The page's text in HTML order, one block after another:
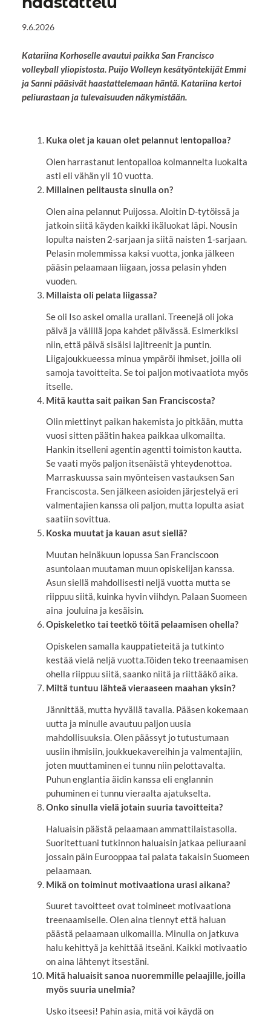
9.6.2026
Katariina Korhoselle avautui paikka San Francisco
volleyball yliopistosta. Puijo Wolleyn kesätyöntekijät Emmi
ja Sanni pääsivät haastattelemaan häntä. Katariina kertoi
peliurastaan ja tulevaisuuden näkymistään.
Kuka olet ja kauan olet pelannut lentopalloa?
Olen harrastanut lentopalloa kolmannelta luokalta
asti eli vähän yli 10 vuotta.
Millainen pelitausta sinulla on?
Olen aina pelannut Puijossa. Aloitin D-tytöissä ja
jatkoin siitä käyden kaikki ikäluokat läpi. Nousin
lopulta naisten 2-sarjaan ja siitä naisten 1-sarjaan.
Pelasin molemmissa kaksi vuotta, jonka jälkeen
pääsin pelaamaan liigaan, jossa pelasin yhden
vuoden.
Millaista oli pelata liigassa?
Se oli Iso askel omalla urallani. Treenejä oli joka
päivä ja välillä jopa kahdet päivässä. Esimerkiksi
niin, että päivä sisälsi lajitreenit ja puntin.
Liigajoukkueessa minua ympäröi ihmiset, joilla oli
samoja tavoitteita. Se toi paljon motivaatiota myös
itselle.
Mitä kautta sait paikan San Franciscosta?
Olin miettinyt paikan hakemista jo pitkään, mutta
vuosi sitten päätin hakea paikkaa ulkomailta.
Hankin itselleni agentin agentti toimiston kautta.
Se vaati myös paljon itsenäistä yhteydenottoa.
Marraskuussa sain myönteisen vastauksen San
Franciscosta. Sen jälkeen asioiden järjestelyä eri
valmentajien kanssa oli paljon, mutta lopulta asiat
saatiin sovittua.
Koska muutat ja kauan asut siellä?
Muutan heinäkuun lopussa San Franciscoon
asuntolaan muutaman muun opiskelijan kanssa.
Asun siellä mahdollisesti neljä vuotta mutta se
riippuu siitä, kuinka hyvin viihdyn. Palaan Suomeen
aina jouluina ja kesäisin.
Opiskeletko tai teetkö töitä pelaamisen ohella?
Opiskelen samalla kauppatieteitä ja tutkinto
kestää vielä neljä vuotta.Töiden teko treenaamisen
ohella riippuu siitä, saanko niitä ja riittääkö aika.
Miltä tuntuu lähteä vieraaseen maahan yksin?
Jännittää, mutta hyvällä tavalla. Pääsen kokemaan
uutta ja minulle avautuu paljon uusia
mahdollisuuksia. Olen päässyt jo tutustumaan
uusiin ihmisiin, joukkuekavereihin ja valmentajiin,
joten muuttaminen ei tunnu niin pelottavalta.
Puhun englantia äidin kanssa eli englannin
puhuminen ei tunnu vieraalta ajatukselta.
Onko sinulla vielä jotain suuria tavoitteita?
Haluaisin päästä pelaamaan ammattilaistasolla.
Suoritettuani tutkinnon haluaisin jatkaa peliuraani
jossain päin Eurooppaa tai palata takaisin Suomeen
pelaamaan.
Mikä on toiminut motivaationa urasi aikana?
Suuret tavoitteet ovat toimineet motivaationa
treenaamiselle. Olen aina tiennyt että haluan
päästä pelaamaan ulkomailla. Minulla on jatkuva
halu kehittyä ja kehittää itseäni. Kaikki motivaatio
on aina lähtenyt itsestäni.
Mitä haluaisit sanoa nuoremmille pelaajille, joilla
myös suuria unelmia?
Usko itseesi! Pahin asia, mitä voi käydä on